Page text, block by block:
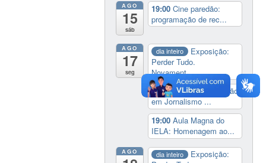
AGO
15
sáb
19:00Cine paredão:
programação de rec...
AGO
17
seg
dia inteiro
Exposição:
Perder Tudo.
Novament...
16:00 Curso de formação
em Jornalismo ...
19:00Aula Magna do
IELA: Homenagem ao...
AGO dia inteiro
Exposição: